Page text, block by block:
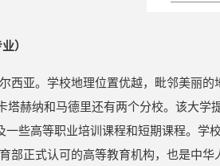
）
西亚。学校地理位置优越，毗邻美丽的
赫纳和马德里还有两个分校。该大学
些高等职业培训课程和短期课程。学
部正式认可的高等教育机构，也是中华